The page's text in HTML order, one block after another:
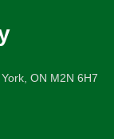
ON M2N 6H7